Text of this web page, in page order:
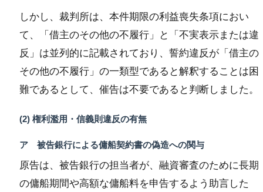
しかし、裁判所は、本件期限の利益喪失条項におい
て、「借主のその他の不履行」と「不実表示または違
反」は並列的に記載されており、誓約違反が「借主の
その他の不履行」の一類型であると解釈することは困
難であるとして、催告は不要であると判断しました。
(2) 権利濫用・信義則違反の有無
ア 被告銀行による傭船契約書の偽造への関与
原告は、被告銀行の担当者が、融資審査のために長期
の傭船期間や高額な傭船料を申告するよう助言した